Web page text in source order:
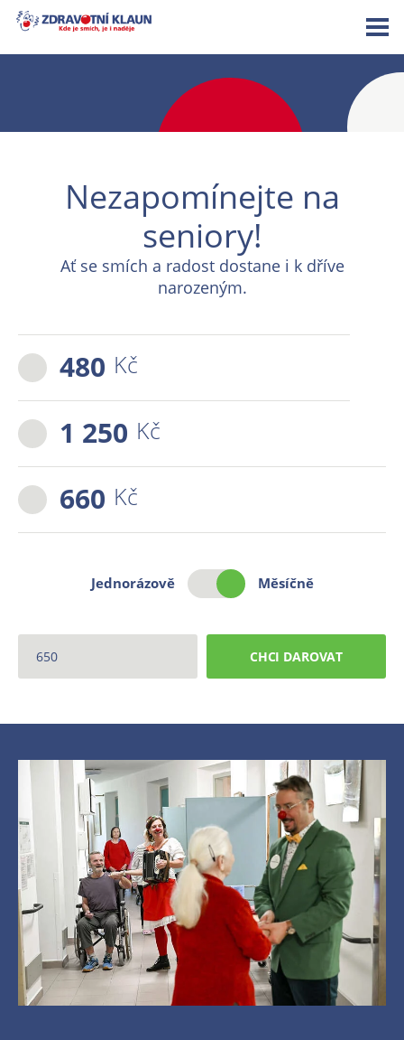
Nezapomínejte na
seniory!
Ať se smích a radost dostane i k dříve
narozeným.
480 Kč
1 250 Kč
660 Kč
Jednorázově Měsíčně
CHCI DAROVAT